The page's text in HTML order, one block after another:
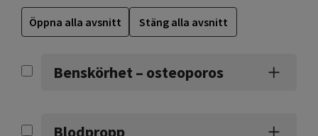
Öppna alla avsnitt Stäng alla avsnitt
Benskörhet – osteoporos
Blodpropp